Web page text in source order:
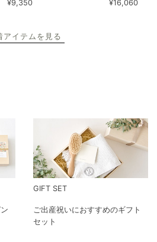
¥9,350
¥16,060
アイテムを見る
GIFT SET
ご出産祝いにおすすめのギフト
セット